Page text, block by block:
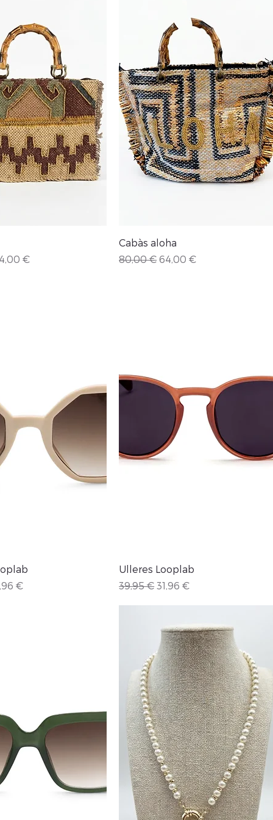
de oferta
€
Vista rápida
Cabàs aloha
Precio
80,00 € Precio de oferta
64,00 €
Vista rápida
de oferta
€
Vista rápida
Ulleres Looplab
Precio
39,95 € Precio de oferta
31,96 €